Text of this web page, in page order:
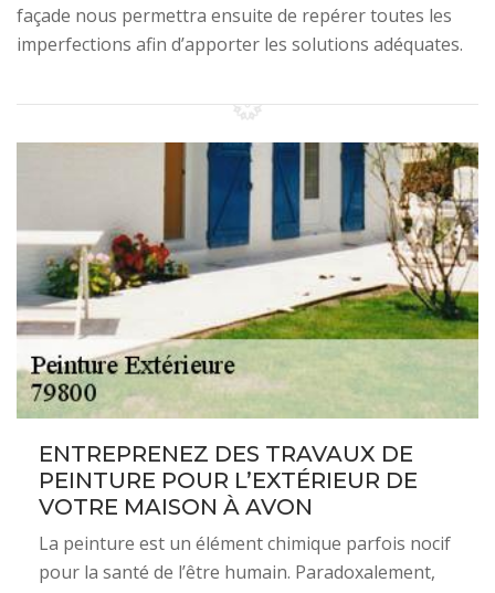
façade nous permettra ensuite de repérer toutes les
imperfections afin d’apporter les solutions adéquates.
ENTREPRENEZ DES TRAVAUX DE
PEINTURE POUR L’EXTÉRIEUR DE
VOTRE MAISON À AVON
La peinture est un élément chimique parfois nocif
pour la santé de l’être humain. Paradoxalement,